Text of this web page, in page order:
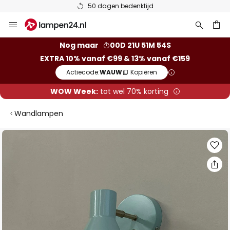
50 dagen bedenktijd
naar
Nog maar
00D 21U 51M 53S
EXTRA 10% vanaf €99 & 13% vanaf €159
Actiecode:WAUW Kopiëren
WOW Week:tot wel 70% korting
Wandlampen
Ga